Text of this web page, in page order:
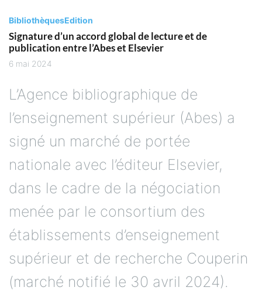
BibliothèquesEdition
Signature d’un accord global de lecture et de
publication entre l’Abes et Elsevier
6 mai 2024
L’Agence bibliographique de
l’enseignement supérieur (Abes) a
signé un marché de portée
nationale avec l’éditeur Elsevier,
dans le cadre de la négociation
menée par le consortium des
établissements d’enseignement
supérieur et de recherche Couperin
(marché notifié le 30 avril 2024).